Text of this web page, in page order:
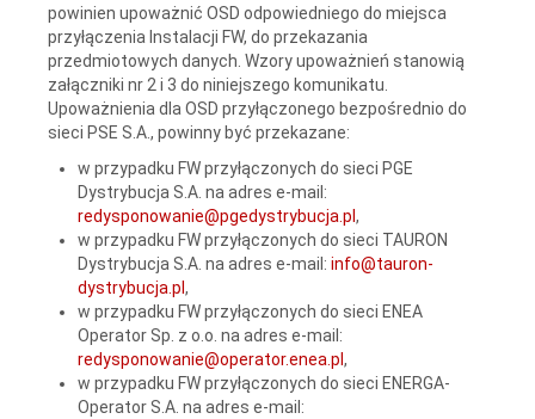
powinien upoważnić OSD odpowiedniego do miejsca
przyłączenia Instalacji FW, do przekazania
przedmiotowych danych. Wzory upoważnień stanowią
załączniki nr 2 i 3 do niniejszego komunikatu.
Upoważnienia dla OSD przyłączonego bezpośrednio do
sieci PSE S.A., powinny być przekazane:
w przypadku FW przyłączonych do sieci PGE
Dystrybucja S.A. na adres e-mail:
redysponowanie@pgedystrybucja.pl ,
w przypadku FW przyłączonych do sieci TAURON
Dystrybucja S.A. na adres e-mail: info@tauron-
dystrybucja.pl ,
w przypadku FW przyłączonych do sieci ENEA
Operator Sp. z o.o. na adres e-mail:
redysponowanie@operator.enea.pl ,
w przypadku FW przyłączonych do sieci ENERGA-
Operator S.A. na adres e-mail: